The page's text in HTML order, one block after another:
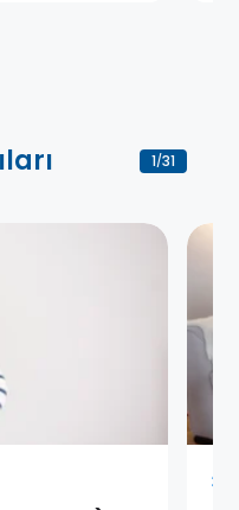
1/31
22